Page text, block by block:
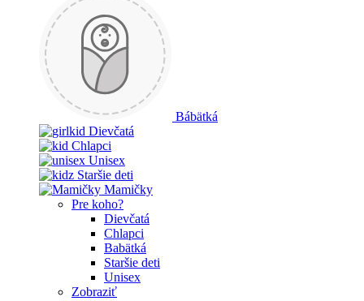
Bábätká
Dievčatá
Chlapci
Unisex
Staršie deti
Mamičky
Pre koho?
Dievčatá
Chlapci
Babätká
Staršie deti
Unisex
Zobraziť